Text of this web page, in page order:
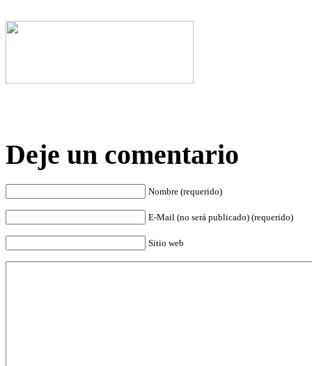
Deje un comentario
Nombre (requerido)
E-Mail (no será publicado) (requerido)
Sitio web